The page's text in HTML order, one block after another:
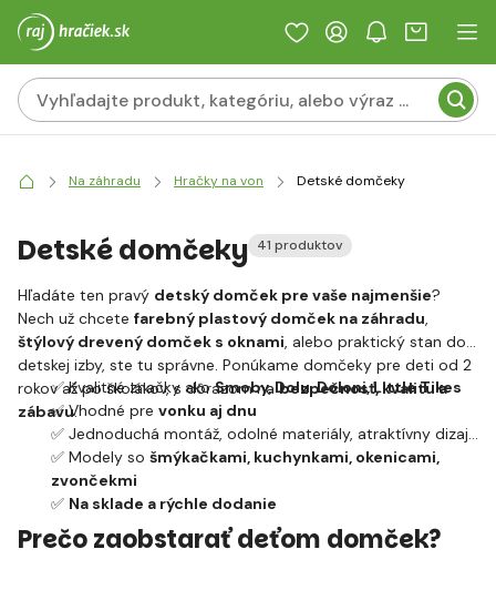
Na záhradu Hračky na von Detské domčeky
Detské domčeky 41 produktov
Hľadáte ten pravý detský domček pre vaše najmenšie?
Nech už chcete farebný plastový domček na záhradu,
štýlový drevený domček s oknami, alebo praktický stan do
detskej izby, ste tu správne. Ponúkame domčeky pre deti od 2
rokov až po školákov, s dôrazom nabezpečnosť, kvalitu a
zábavu.
✅ Kvalitné značky akoSmoby, Dolu, Doloni, Little Tikes
✅ Vhodné pre vonku aj dnu
✅ Jednoduchá montáž, odolné materiály, atraktívny dizajn
✅ Modely so šmýkačkami, kuchynkami, okenicami,
zvončekmi
✅ Na sklade a rýchle dodanie
Prečo zaobstarať deťom domček?